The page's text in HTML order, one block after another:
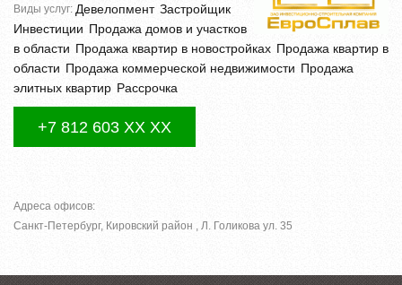
Виды услуг: Девелопмент Застройщик
Инвестиции Продажа домов и участков
в области Продажа квартир в новостройках Продажа квартир в
области Продажа коммерческой недвижимости Продажа
элитных квартир Рассрочка
+7 812 603 XX XX
Адреса офисов:
Санкт-Петербург, Кировский район , Л. Голикова ул. 35